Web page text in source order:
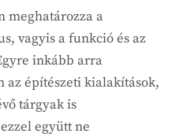
meghatározza a
vagyis a funkció és az
inkább arra
az építészeti kialakítások,
tárgyak is
együtt ne